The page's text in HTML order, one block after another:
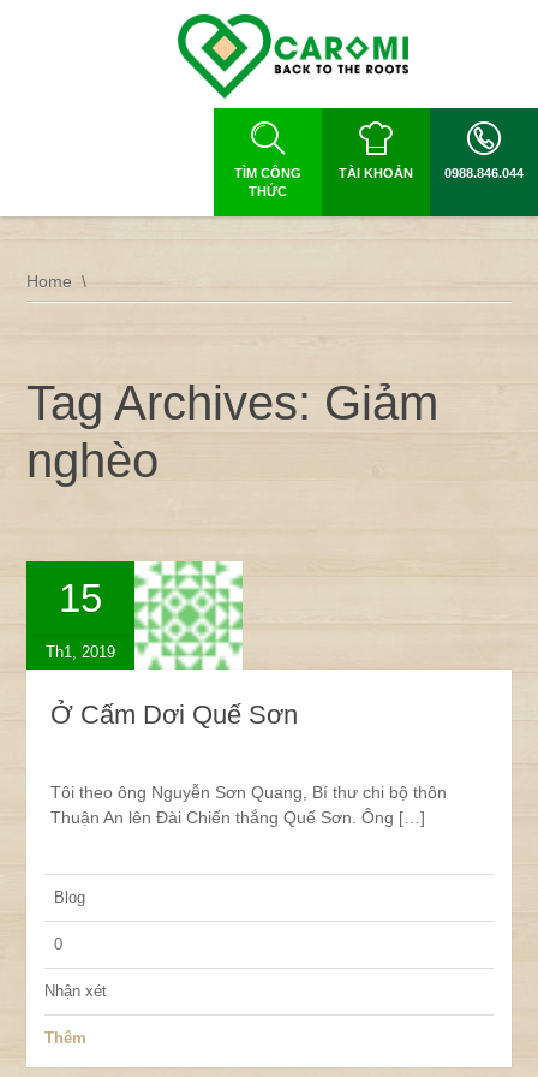
TÌM CÔNG
THỨC
TÀI KHOẢN 0988.846.044
Home
Tag Archives: Giảm
nghèo
15
Th1, 2019
Ở Cấm Dơi Quế Sơn
Tôi theo ông Nguyễn Sơn Quang, Bí thư chi bộ thôn
Thuận An lên Đài Chiến thắng Quế Sơn. Ông […]
Blog
0
Nhận xét
Thêm